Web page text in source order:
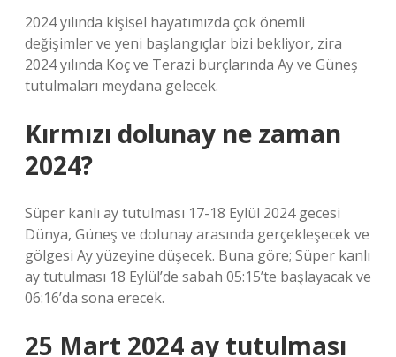
2024 yılında kişisel hayatımızda çok önemli
değişimler ve yeni başlangıçlar bizi bekliyor, zira
2024 yılında Koç ve Terazi burçlarında Ay ve Güneş
tutulmaları meydana gelecek.
Kırmızı dolunay ne zaman
2024?
Süper kanlı ay tutulması 17-18 Eylül 2024 gecesi
Dünya, Güneş ve dolunay arasında gerçekleşecek ve
gölgesi Ay yüzeyine düşecek. Buna göre; Süper kanlı
ay tutulması 18 Eylül’de sabah 05:15’te başlayacak ve
06:16’da sona erecek.
25 Mart 2024 ay tutulması